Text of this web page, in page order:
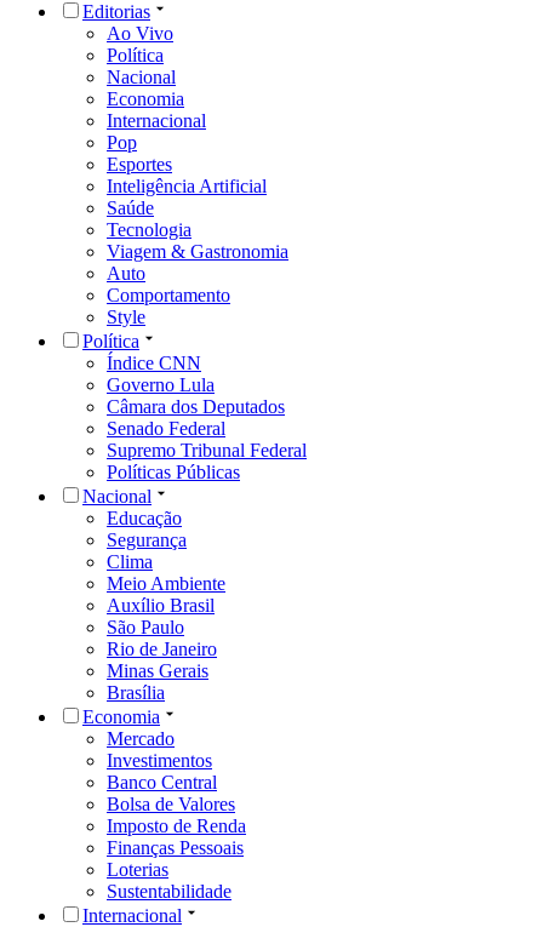
Editorias
Ao Vivo
Política
Nacional
Economia
Internacional
Pop
Esportes
Inteligência Artificial
Saúde
Tecnologia
Viagem & Gastronomia
Auto
Comportamento
Style
Política
Índice CNN
Governo Lula
Câmara dos Deputados
Senado Federal
Supremo Tribunal Federal
Políticas Públicas
Nacional
Educação
Segurança
Clima
Meio Ambiente
Auxílio Brasil
São Paulo
Rio de Janeiro
Minas Gerais
Brasília
Economia
Mercado
Investimentos
Banco Central
Bolsa de Valores
Imposto de Renda
Finanças Pessoais
Loterias
Sustentabilidade
Internacional